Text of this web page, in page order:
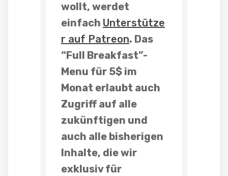
wollt, werdet
einfach Unterstütze
r auf Patreon. Das
“Full Breakfast”-
Menu für 5$ im
Monat erlaubt auch
Zugriff auf alle
zukünftigen und
auch alle bisherigen
Inhalte, die wir
exklusiv für